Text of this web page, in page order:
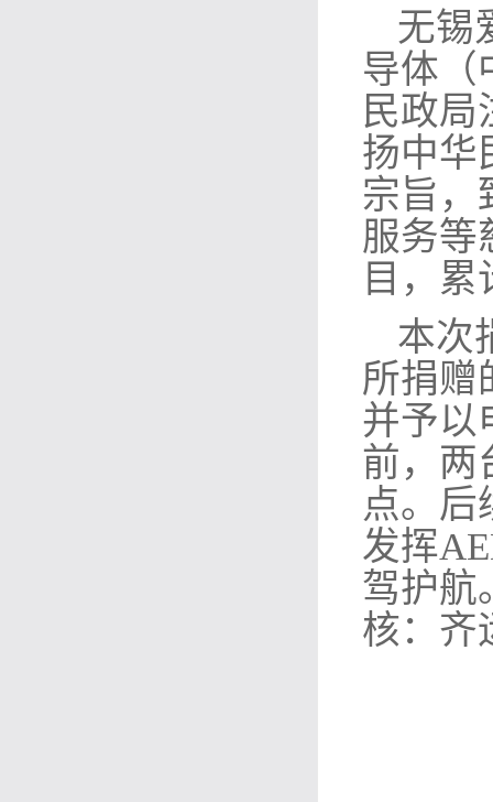
无锡
导体（
民政局
扬中华
宗旨，
服务等
目，
本次
所捐赠
并予以
前，两
点。后
发挥
驾护航
核：齐